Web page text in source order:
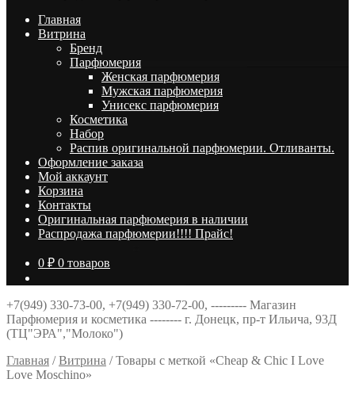
Главная
Витрина
Брeнд
Парфюмерия
Женская парфюмерия
Мужская парфюмерия
Унисекс парфюмерия
Косметика
Набор
Распив оригинальной парфюмерии. Отливанты.
Оформление заказа
Мой аккаунт
Корзина
Контакты
Оригинальная парфюмерия в наличии
Распродажа парфюмерии!!!! Прайс!
0 ₽ 0 товаров
+7(949) 330-73-00, +7(949) 330-72-00, --------- Магазин
Парфюмерия и косметика -------- г. Донецк, пр-т Ильича, 93Д
(ТЦ"ЭРА","Молоко")
Главная /Витрина /Товары с меткой «Cheap & Chic I Love
Love Moschino»